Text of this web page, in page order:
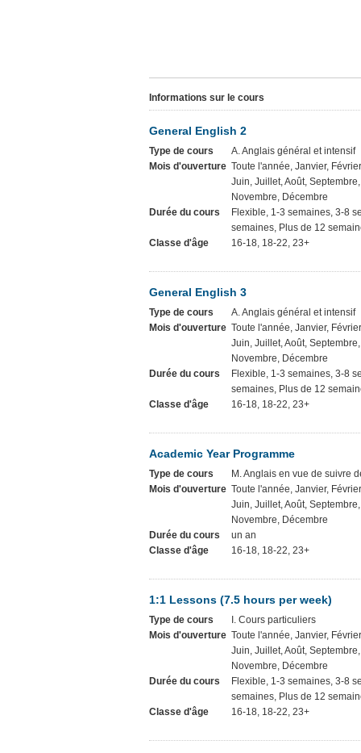
Informations sur le cours
General English 2
Type de cours
A. Anglais général et intensif
Mois d'ouverture Toute l'année, Janvier,
Juin, Juillet, Août,
Novembre, Décembre
Durée du cours
Flexible, 1-3 semaines, 3-8
semaines, Plus de 12
Classe d'âge
16-18, 18-22, 23+
General English 3
Type de cours
A. Anglais général et intensif
Mois d'ouverture Toute l'année, Janvier,
Juin, Juillet, Août,
Novembre, Décembre
Durée du cours
Flexible, 1-3 semaines, 3-8
semaines, Plus de 12
Classe d'âge
16-18, 18-22, 23+
Academic Year Programme
Type de cours
M. Anglais en vue de suivre
Mois d'ouverture Toute l'année, Janvier,
Juin, Juillet, Août,
Novembre, Décembre
Durée du cours
un an
Classe d'âge
16-18, 18-22, 23+
1:1 Lessons (7.5 hours per week)
Type de cours
I. Cours particuliers
Mois d'ouverture Toute l'année, Janvier,
Juin, Juillet, Août,
Novembre, Décembre
Durée du cours
Flexible, 1-3 semaines, 3-8
semaines, Plus de 12
Classe d'âge
16-18, 18-22, 23+